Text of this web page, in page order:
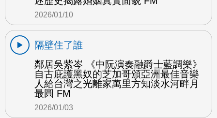
2026/01/10
隔壁住了誰
鄰居吳紫岑 《中阮演奏融爵士藍調樂》
自古庇護黑奴的芝加哥頒亞洲最佳音樂
人給台灣之光離家萬里方知淡水河畔月
最圓 FM
2026/01/03